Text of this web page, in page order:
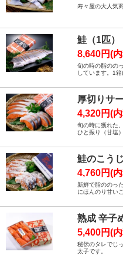
寿々屋の大人気
鮭（1匹）
8,640円(
旬の時の脂のの
しています。1箱
厚切りサ
4,320円(
旬の時に獲れた
ひと振り（甘塩
鮭のこう
4,760円(
新鮮で脂ののっ
にほんのり甘い
熟成 辛子
5,400円(
秘伝のタレでじ
太子です。